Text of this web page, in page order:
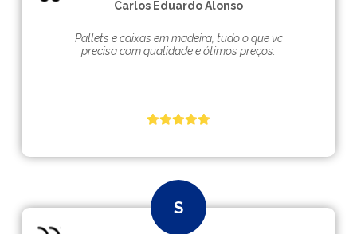
Carlos Eduardo Alonso
Pallets e caixas em madeira, tudo o que vc
precisa com qualidade e ótimos preços.